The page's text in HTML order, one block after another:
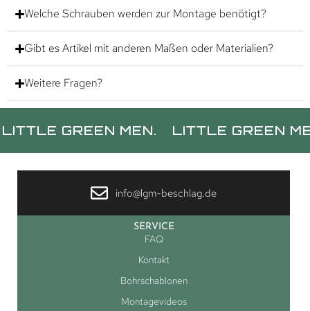
Welche Schrauben werden zur Montage benötigt?
Gibt es Artikel mit anderen Maßen oder Materialien?
Weitere Fragen?
GREEN MEN. LITTLE GREEN MEN.
info@lgm-beschlag.de
SERVICE
FAQ
Kontakt
Bohrschablonen
Montagevideos